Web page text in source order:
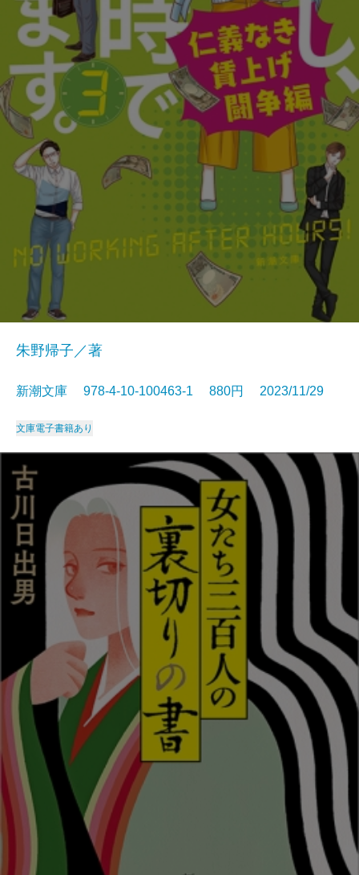
朱野帰子／著
新潮文庫 978-4-10-100463-1 880円 2023/11/29
文庫電子書籍あり